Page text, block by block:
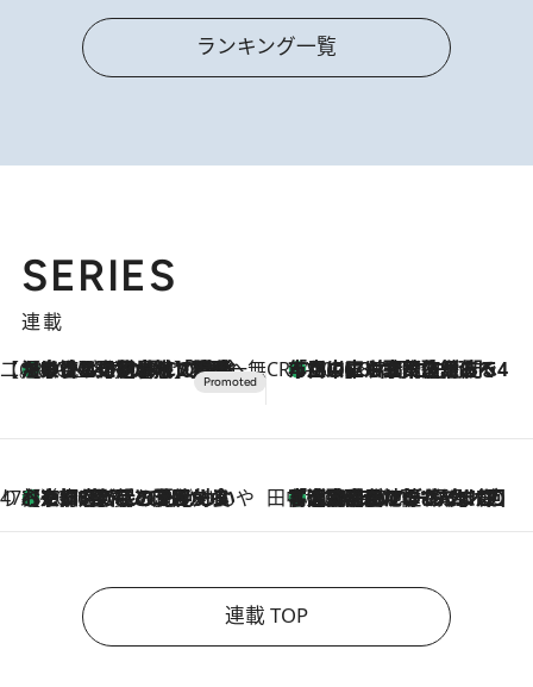
ランキング一覧
SERIES
連載
【CREA×星野リゾート】唯一無二。癒しと発見が待つ場所へ
2026.8.7
【トンボの足水浴】ヒノキの香りに包まれて涼感マックス！約13℃の湧水かけ流しを避暑地「星野温泉 トンボの湯」で体験 CREA'S CHOICE
2026.8.7
「立川にも歌舞伎があるんだよ」 片岡仁左衛門・市川中車ら豪華座組みで4年目の立川立飛歌舞伎へ
47都道府県の手みやげ ひんやりスイーツで夏を満喫
2026.8.7
【京都府】この夏絶対食べたい 冷やしておいしいおやつ3選 ひと口目から心を掴む新緑のテリーヌ 田中稲の勝手に再ブーム
2026.8.7
「湘南乃風に憧れて」観客大盛上がりの“タオル回し”に、ラッパー顔負けの高速歌唱まで…さだまさし（74）のアグレッシブすぎる現在地
連載 TOP